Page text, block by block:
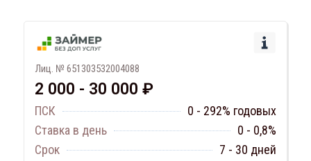
Лиц. № 651303532004088
2 000 - 30 000 ₽
ПСК
0 - 292% годовых
Ставка в день
0 - 0,8%
Срок
7 - 30 дней